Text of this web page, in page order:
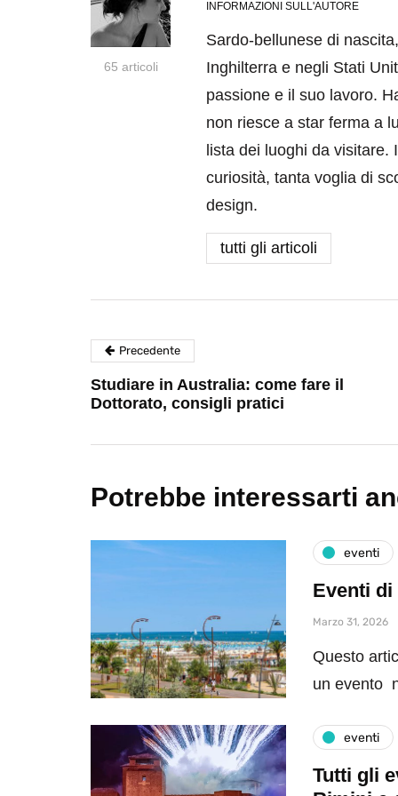
65 articoli
INFORMAZIONI SULL'AUTORE
Sardo-bellunese di
Inghilterra e negli Stati
passione e il suo lavoro.
non riesce a star ferma a
lista dei luoghi da
curiosità, tanta voglia di
design.
tutti gli articoli
Precedente
Studiare in Australia: come fare il
Dottorato, consigli pratici
Potrebbe interessarti
eventi
Eventi di
Marzo 31, 2026
Questo
un evento
eventi
Tutti gli